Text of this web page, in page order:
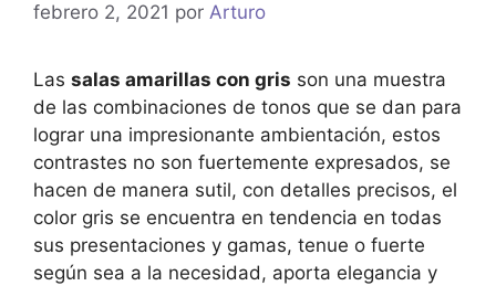
febrero 2, 2021 por Arturo
Las salas amarillas con gris son una muestra
de las combinaciones de tonos que se dan para
lograr una impresionante ambientación, estos
contrastes no son fuertemente expresados, se
hacen de manera sutil, con detalles precisos, el
color gris se encuentra en tendencia en todas
sus presentaciones y gamas, tenue o fuerte
según sea a la necesidad, aporta elegancia y